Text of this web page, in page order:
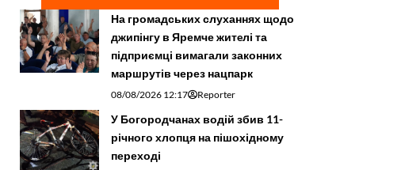
На громадських слуханнях щодо
джипінгу в Яремче житeлі та
підприємці вимагали законних
маршрутів через нацпарк
08/08/2026 12:17 Reporter
У Богородчанах водій збив 11-
річного хлопця на пішохідному
переході